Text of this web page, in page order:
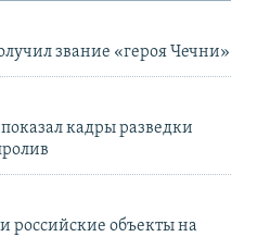
звание «героя Чечни»
кадры разведки
объекты на